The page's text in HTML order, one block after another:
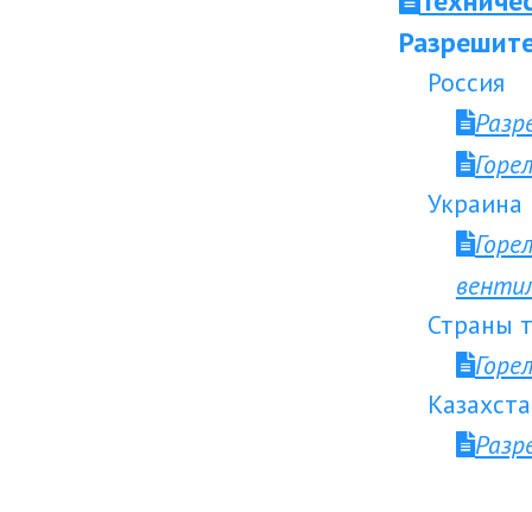
Россия
Украина
Страны